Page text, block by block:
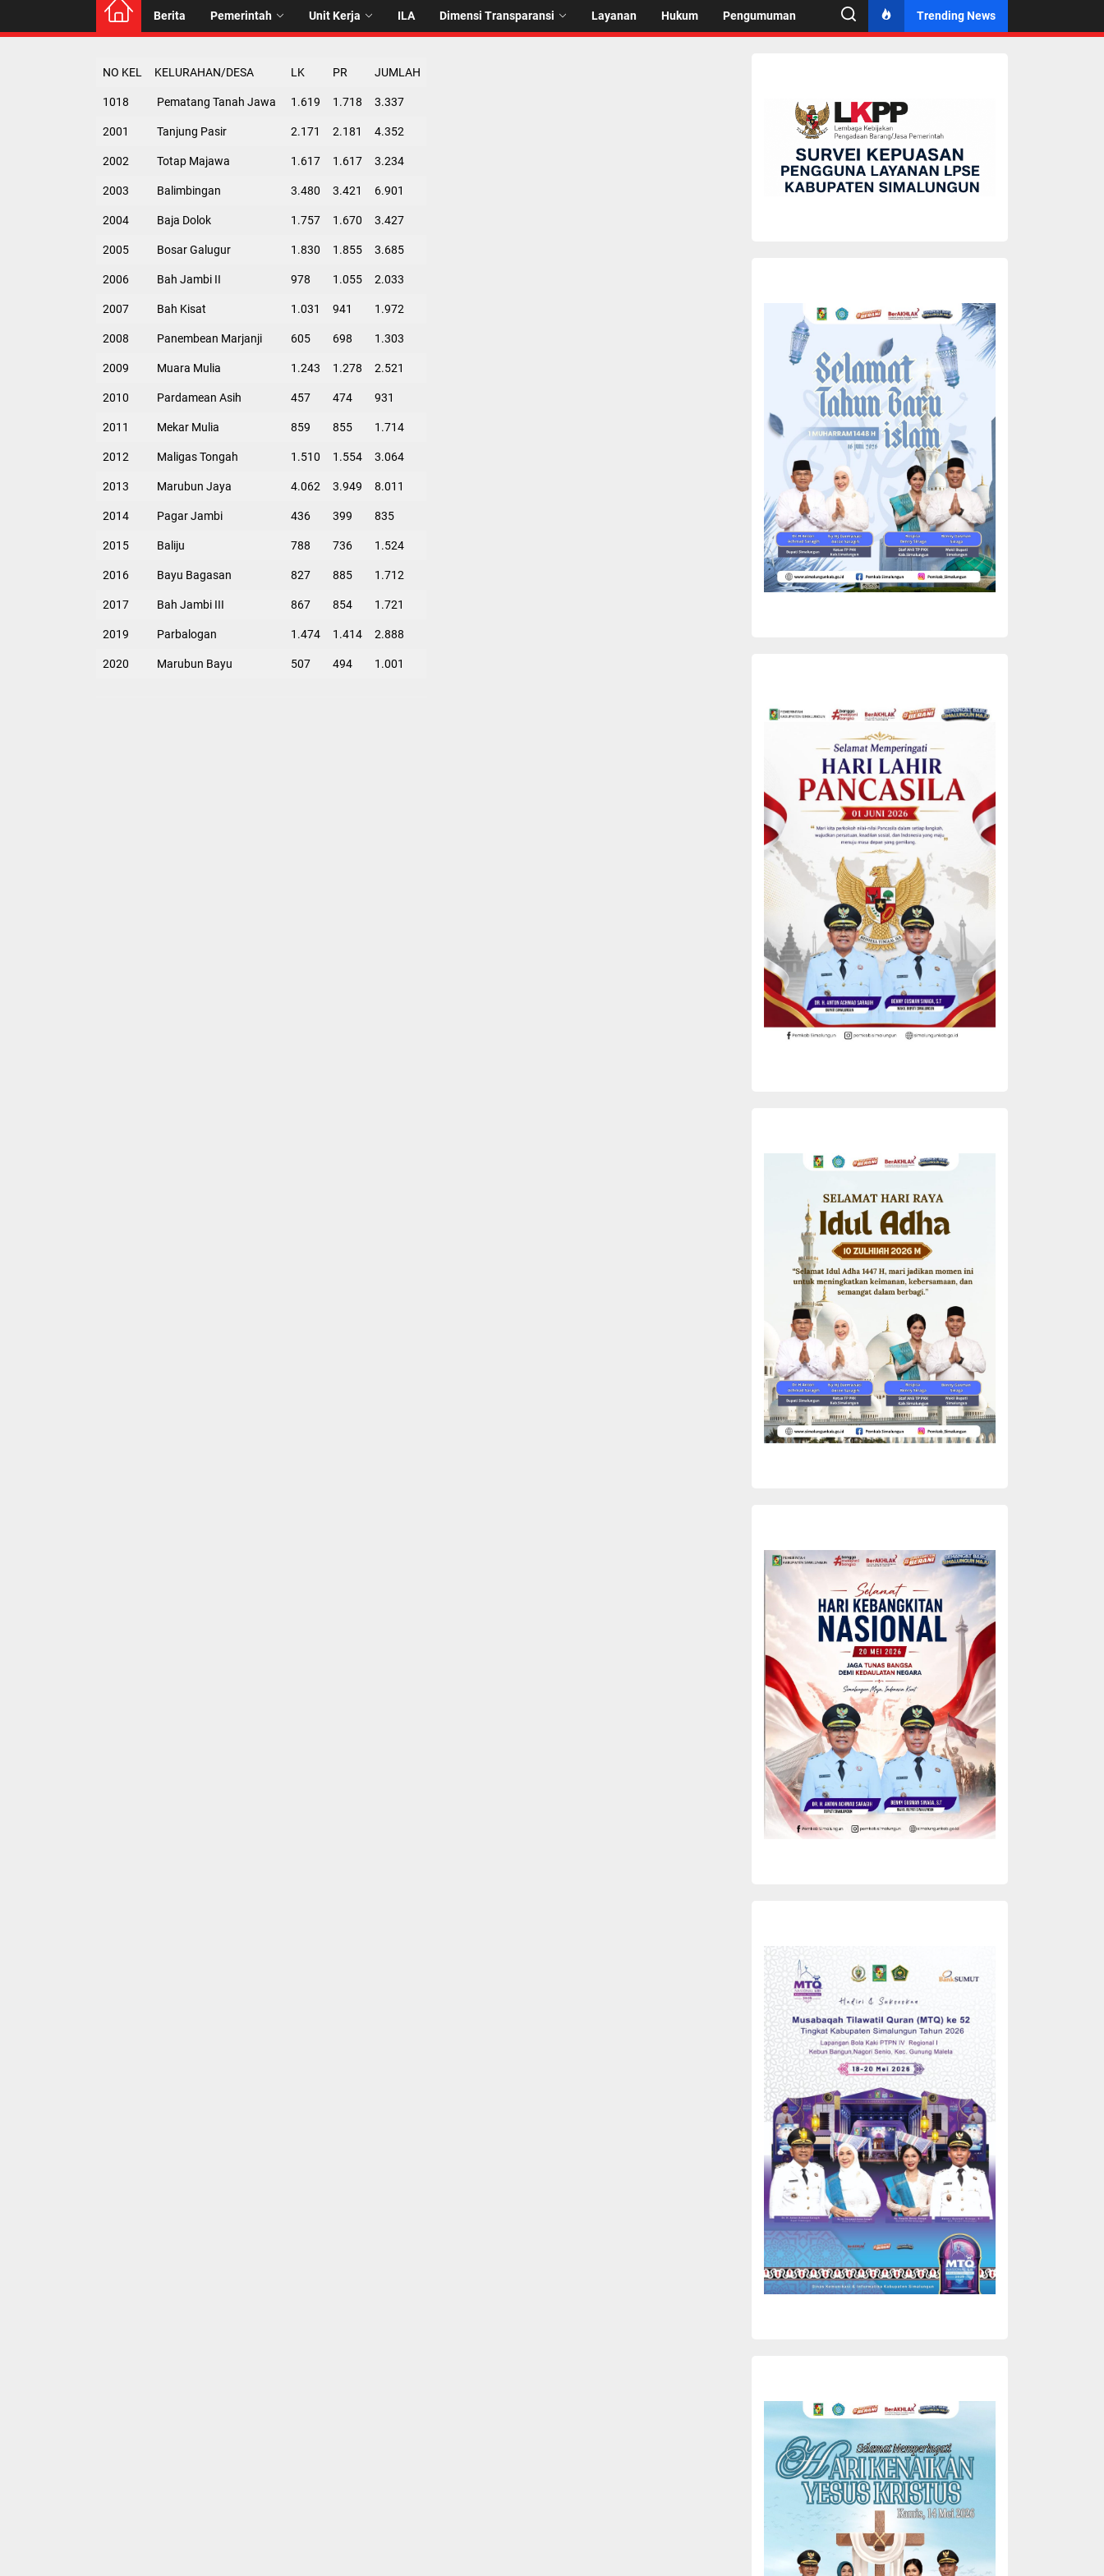
Berita Pemerintah Unit Kerja ILA Dimensi Transparansi Layanan Hukum Pengumuman Trending News
NO KEL KELURAHAN/DESA LK PR JUMLAH
1018 Pematang Tanah Jawa 1.619 1.718 3.337
2001 Tanjung Pasir 2.171 2.181 4.352
2002 Totap Majawa 1.617 1.617 3.234
2003 Balimbingan 3.480 3.421 6.901
2004 Baja Dolok 1.757 1.670 3.427
2005 Bosar Galugur 1.830 1.855 3.685
2006 Bah Jambi II 978 1.055 2.033
2007 Bah Kisat 1.031 941 1.972
2008 Panembean Marjanji 605 698 1.303
2009 Muara Mulia 1.243 1.278 2.521
2010 Pardamean Asih 457 474 931
2011 Mekar Mulia 859 855 1.714
2012 Maligas Tongah 1.510 1.554 3.064
2013 Marubun Jaya 4.062 3.949 8.011
2014 Pagar Jambi 436 399 835
2015 Baliju 788 736 1.524
2016 Bayu Bagasan 827 885 1.712
2017 Bah Jambi III 867 854 1.721
2019 Parbalogan 1.474 1.414 2.888
2020 Marubun Bayu 507 494 1.001